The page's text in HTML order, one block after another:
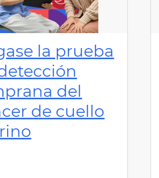
la prueba
del
de cuello